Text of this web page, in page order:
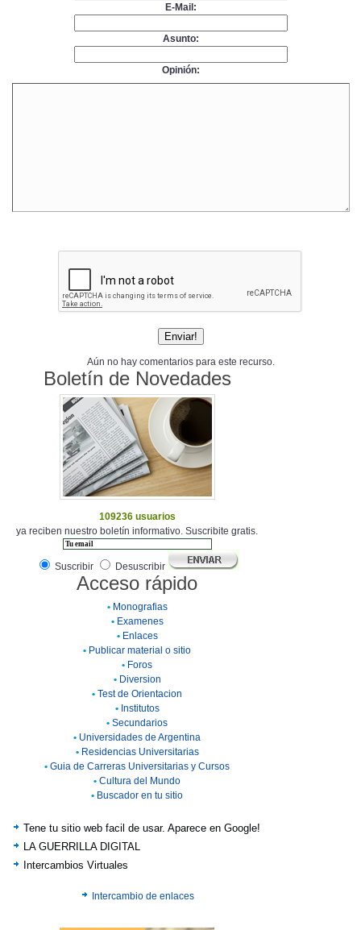
E-Mail:
Asunto:
Opinión:
Aún no hay comentarios para este recurso.
Boletín de Novedades
109236 usuarios
ya reciben nuestro boletín informativo. Suscribite gratis.
Suscribir Desuscribir
Acceso rápido
• Monografias
• Examenes
• Enlaces
• Publicar material o sitio
• Foros
• Diversion
• Test de Orientacion
• Institutos
• Secundarios
• Universidades de Argentina
• Residencias Universitarias
• Guia de Carreras Universitarias y Cursos
• Cultura del Mundo
• Buscador en tu sitio
Tene tu sitio web facil de usar. Aparece en Google!
LA GUERRILLA DIGITAL
Intercambios Virtuales
Intercambio de enlaces